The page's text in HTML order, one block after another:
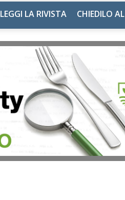
Salvagente
LEGGI LA RIVISTA CHIEDILO